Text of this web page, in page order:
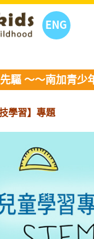
ENG
驅 ～～南加青少
學習】專題